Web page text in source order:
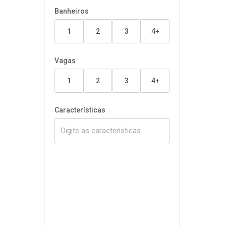
Banheiros
1 2 3 4+
Vagas
1 2 3 4+
Características